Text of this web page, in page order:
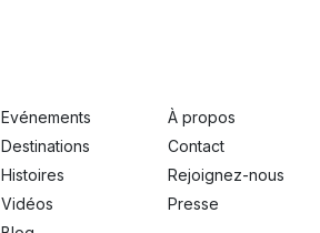
Evénements
Destinations
Histoires
Vidéos
À propos
Contact
Rejoignez-nous
Presse